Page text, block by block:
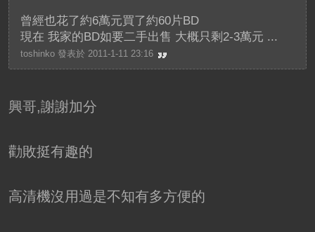
曾經也花了約6萬元買了約60片BD
現在 我家的BD如要二手出售 大概只剩2-3萬元 ...
toshinko 發表於 2011-1-11 23:16
興哥,謝謝加分
勸敗挺有趣的
高清機沒用過是不知有多方便的